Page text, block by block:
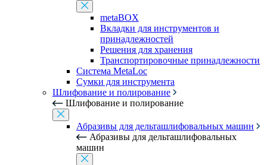
metaBOX
Вкладки для инструментов и
принадлежностей
Решения для хранения
Транспортировочные принадлежности
Система MetaLoc
Сумки для инструмента
Шлифование и полирование
Шлифование и полирование
Абразивы для дельташлифовальных машин
Абразивы для дельташлифовальных
машин